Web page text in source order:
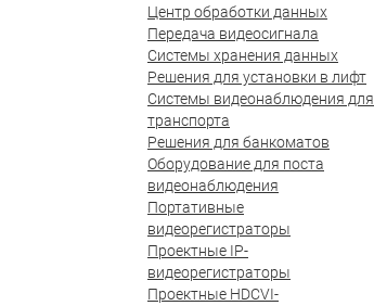
Центр обработки данных
Передача видеосигнала
Системы хранения данных
Решения для установки в лифт
Системы видеонаблюдения для
транспорта
Решения для банкоматов
Оборудование для поста
видеонаблюдения
Портативные
видеорегистраторы
Проектные IP-
видеорегистраторы
Проектные HDCVI-